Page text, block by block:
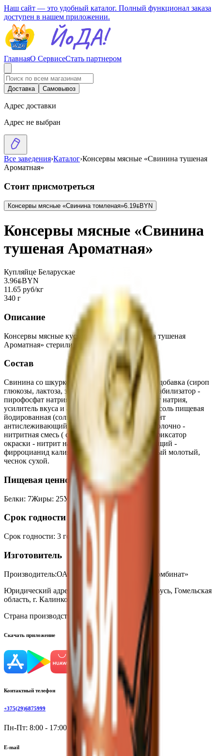
Наш сайт — это удобный каталог. Полный функционал заказа
доступен в нашем приложении.
ГлавнаяО СервисеСтать партнером
Доставка Самовывоз
Адрес доставки
Адрес не выбран
Все заведения›Каталог›Консервы мясные «Свинина тушеная
Ароматная»
Стоит присмотреться
Консервы мясные «Свинина томленая»6.19BYNBYN
Консервы мясные «Свинина
тушеная Ароматная»
Купляйце Беларускае
3.96BYNBYN
11.65 руб/кг
340 г
Описание
Консервы мясные кусковые в желе «Свинина тушеная
Ароматная» стерилизованные.
Состав
Свинина со шкуркой, вода питьевая, пищевая добавка (сироп
глюкозы, лактоза, загуститель - каррагинан, стабилизатор -
пирофосфат натрия, антиокислитель - аскорбат натрия,
усилитель вкуса и аромата - глутамат натрия), соль пищевая
йодированная (соль пищевая, йодат калия, агент
антислеживающий - ферроцианид калия), посолочно -
нитритная смесь ( соль пищевая выварочная, фиксатор
окраски - нитрит натрия, агент антислеживающий -
фирроцианид калия, йодат калия), перец черный молотый,
чеснок сухой.
Пищевая ценность на 100г
Белки: 7Жиры: 25Углеводы 0Калории
Срок годности
Срок годности: 3 года
Изготовитель
Производитель:ОАО «Калинковичский мясокомбинат»
Юридический адрес:
247710, Республика Беларусь, Гомельская
область, г. Калинковичи, ул. Северная, 8
Страна производства:
Республика Беларусь
Скачать приложение
Контактный телефон
+375(29)6875999
Пн-Пт: 8:00 - 17:00
E-mail